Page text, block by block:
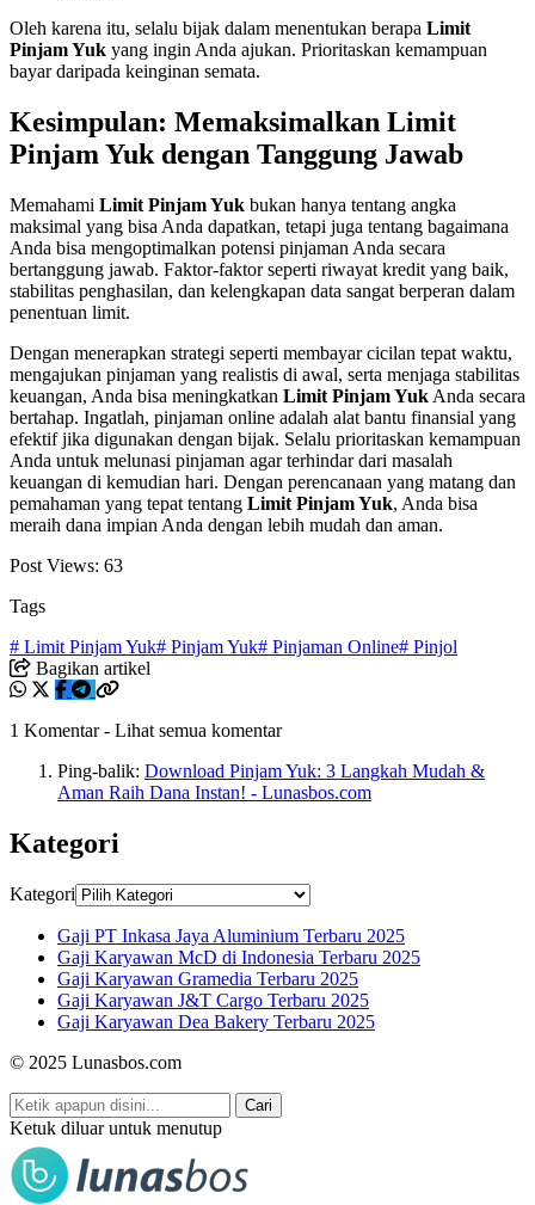
Oleh karena itu, selalu bijak dalam menentukan berapa Limit
Pinjam Yuk yang ingin Anda ajukan. Prioritaskan kemampuan
bayar daripada keinginan semata.
Kesimpulan: Memaksimalkan Limit
Pinjam Yuk dengan Tanggung Jawab
Memahami Limit Pinjam Yuk bukan hanya tentang angka
maksimal yang bisa Anda dapatkan, tetapi juga tentang bagaimana
Anda bisa mengoptimalkan potensi pinjaman Anda secara
bertanggung jawab. Faktor-faktor seperti riwayat kredit yang baik,
stabilitas penghasilan, dan kelengkapan data sangat berperan dalam
penentuan limit.
Dengan menerapkan strategi seperti membayar cicilan tepat waktu,
mengajukan pinjaman yang realistis di awal, serta menjaga stabilitas
keuangan, Anda bisa meningkatkan Limit Pinjam Yuk Anda secara
bertahap. Ingatlah, pinjaman online adalah alat bantu finansial yang
efektif jika digunakan dengan bijak. Selalu prioritaskan kemampuan
Anda untuk melunasi pinjaman agar terhindar dari masalah
keuangan di kemudian hari. Dengan perencanaan yang matang dan
pemahaman yang tepat tentang Limit Pinjam Yuk, Anda bisa
meraih dana impian Anda dengan lebih mudah dan aman.
Post Views: 63
Tags
# Limit Pinjam Yuk# Pinjam Yuk# Pinjaman Online# Pinjol
Bagikan artikel
1 Komentar- Lihat semua komentar
Ping-balik: Download Pinjam Yuk: 3 Langkah Mudah &
Aman Raih Dana Instan! - Lunasbos.com
Kategori
Kategori
Gaji PT Inkasa Jaya Aluminium Terbaru 2025
Gaji Karyawan McD di Indonesia Terbaru 2025
Gaji Karyawan Gramedia Terbaru 2025
Gaji Karyawan J&T Cargo Terbaru 2025
Gaji Karyawan Dea Bakery Terbaru 2025
© 2025 Lunasbos.com
Cari
Ketuk diluar untuk menutup